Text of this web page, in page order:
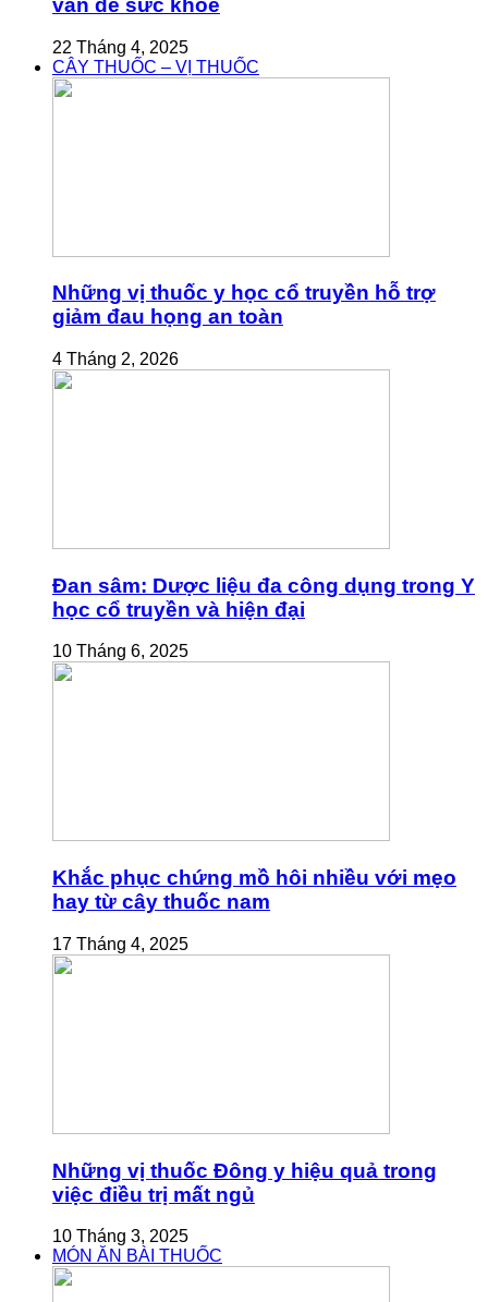
vấn đề sức khỏe
22 Tháng 4, 2025
CÂY THUỐC – VỊ THUỐC
Những vị thuốc y học cổ truyền hỗ trợ
giảm đau họng an toàn
4 Tháng 2, 2026
Đan sâm: Dược liệu đa công dụng trong Y
học cổ truyền và hiện đại
10 Tháng 6, 2025
Khắc phục chứng mồ hôi nhiều với mẹo
hay từ cây thuốc nam
17 Tháng 4, 2025
Những vị thuốc Đông y hiệu quả trong
việc điều trị mất ngủ
10 Tháng 3, 2025
MÓN ĂN BÀI THUỐC